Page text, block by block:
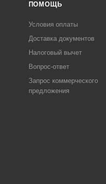
ПОМОЩЬ
Условия оплаты
Доставка документов
Налоговый вычет
Вопрос-ответ
Запрос коммерческого
предложения